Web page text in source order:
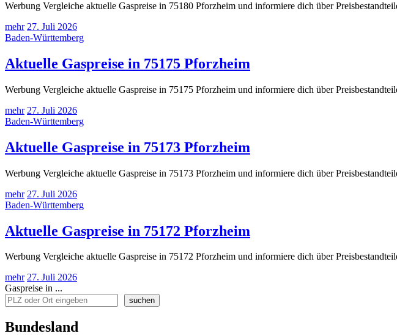
Werbung Vergleiche aktuelle Gaspreise in 75180 Pforzheim und informiere dich über
mehr 27. Juli 2026
Baden-Württemberg
Aktuelle Gaspreise in 75175 Pforzheim
Werbung Vergleiche aktuelle Gaspreise in 75175 Pforzheim und informiere dich über
mehr 27. Juli 2026
Baden-Württemberg
Aktuelle Gaspreise in 75173 Pforzheim
Werbung Vergleiche aktuelle Gaspreise in 75173 Pforzheim und informiere dich über
mehr 27. Juli 2026
Baden-Württemberg
Aktuelle Gaspreise in 75172 Pforzheim
Werbung Vergleiche aktuelle Gaspreise in 75172 Pforzheim und informiere dich über
mehr 27. Juli 2026
Gaspreise in ...
suchen
Bundesland